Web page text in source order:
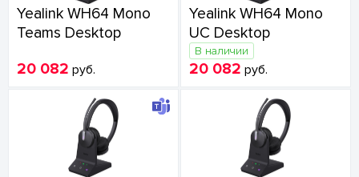
Yealink WH64 Mono
Teams Desktop
20 082 руб.
Yealink WH64 Mono
UC Desktop
В наличии
20 082 руб.